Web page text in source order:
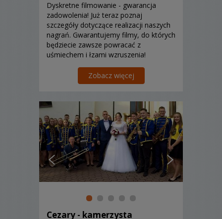
Dyskretne filmowanie - gwarancja
zadowolenia! Już teraz poznaj
szczegóły dotyczące realizacji naszych
nagrań. Gwarantujemy filmy, do których
będziecie zawsze powracać z
uśmiechem i łzami wzruszenia!
Zobacz więcej
Cezary - kamerzysta